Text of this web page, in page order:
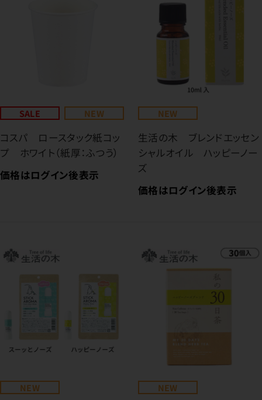
SALE NEW
コスパ ロースタック紙コッ
プ ホワイト（紙厚：ふつう）
価格はログイン後表示
NEW
生活の木 ブレンドエッセン
シャルオイル ハッピーノー
ズ
価格はログイン後表示
NEW NEW